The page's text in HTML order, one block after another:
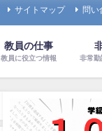
サイトマップ 問い
教員の仕事
教員に役立つ情報 非常勤